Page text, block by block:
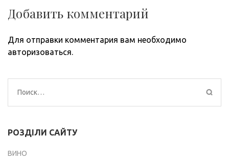
Добавить комментарий
Для отправки комментария вам необходимо
авторизоваться.
Найти:
РОЗДІЛИ САЙТУ
ВИНО